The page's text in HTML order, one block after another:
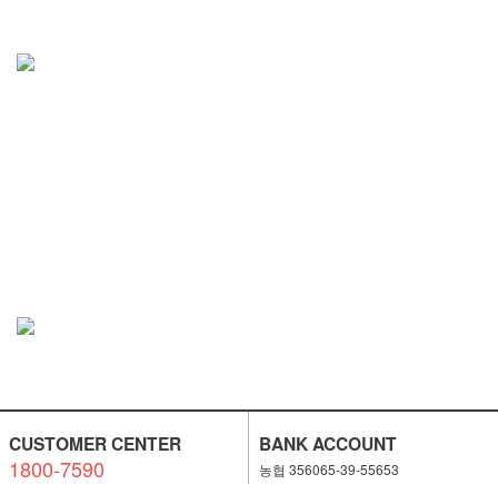
CUSTOMER CENTER
1800-7590
BANK ACCOUNT
농협 356065-39-55653